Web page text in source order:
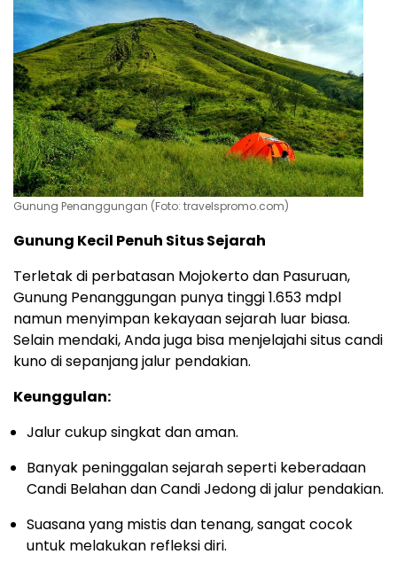
Gunung Penanggungan (Foto: travelspromo.com)
Gunung Kecil Penuh Situs Sejarah
Terletak di perbatasan Mojokerto dan Pasuruan,
Gunung Penanggungan punya tinggi 1.653 mdpl
namun menyimpan kekayaan sejarah luar biasa.
Selain mendaki, Anda juga bisa menjelajahi situs candi
kuno di sepanjang jalur pendakian.
Keunggulan:
Jalur cukup singkat dan aman.
Banyak peninggalan sejarah seperti keberadaan
Candi Belahan dan Candi Jedong di jalur pendakian.
Suasana yang mistis dan tenang, sangat cocok
untuk melakukan refleksi diri.